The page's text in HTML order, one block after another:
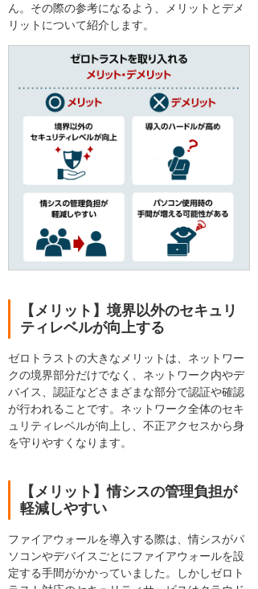
ん。その際の参考になるよう、メリットとデメ
リットについて紹介します。
【メリット】境界以外のセキュリ
ティレベルが向上する
ゼロトラストの大きなメリットは、ネットワー
クの境界部分だけでなく、ネットワーク内やデ
バイス、認証などさまざまな部分で認証や確認
が行われることです。ネットワーク全体のセキ
ュリティレベルが向上し、不正アクセスから身
を守りやすくなります。
【メリット】情シスの管理負担が
軽減しやすい
ファイアウォールを導入する際は、情シスがパ
ソコンやデバイスごとにファイアウォールを設
定する手間がかかっていました。しかしゼロト